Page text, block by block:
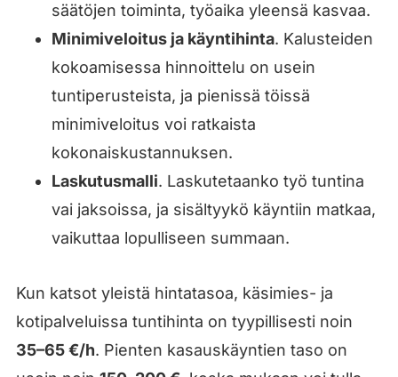
säätöjen toiminta, työaika yleensä kasvaa.
Minimiveloitus ja käyntihinta. Kalusteiden
kokoamisessa hinnoittelu on usein
tuntiperusteista, ja pienissä töissä
minimiveloitus voi ratkaista
kokonaiskustannuksen.
Laskutusmalli. Laskutetaanko työ tuntina
vai jaksoissa, ja sisältyykö käyntiin matkaa,
vaikuttaa lopulliseen summaan.
Kun katsot yleistä hintatasoa, käsimies- ja
kotipalveluissa tuntihinta on tyypillisesti noin
35–65 €/h. Pienten kasauskäyntien taso on